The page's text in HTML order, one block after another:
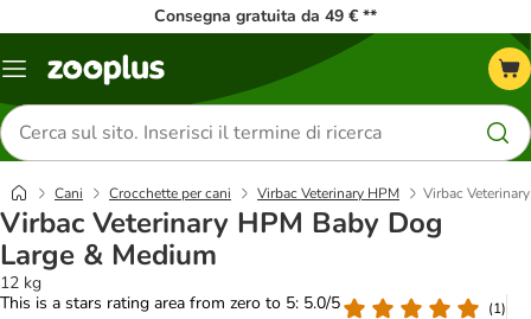
Consegna gratuita da 49 € **
Overview
Cerca
prodotti
Cani Crocchette per cani Virbac Veterinary HPM Virbac
Virbac Veterinary HPM Baby Dog
Large & Medium
12 kg
This is a stars rating area from zero to 5: 5.0/5
(1)